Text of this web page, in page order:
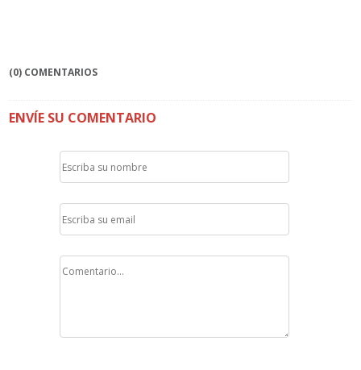
(0) COMENTARIOS
ENVÍE SU COMENTARIO